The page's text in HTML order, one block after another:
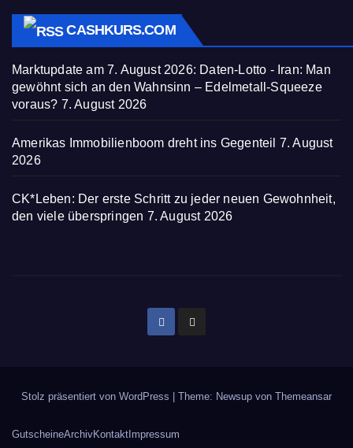
CASHKURS.COM
Marktupdate am 7. August 2026: Daten-Lotto - Iran: Man
gewöhnt sich an den Wahnsinn – Edelmetall-Squeeze
voraus? 7. August 2026
Amerikas Immobilienboom dreht ins Gegenteil 7. August
2026
CK*Leben: Der erste Schritt zu jeder neuen Gewohnheit,
den viele überspringen 7. August 2026
Stolz präsentiert von WordPress Theme: Newsup von Themeansar
GutscheineArchivKontakt Impressum